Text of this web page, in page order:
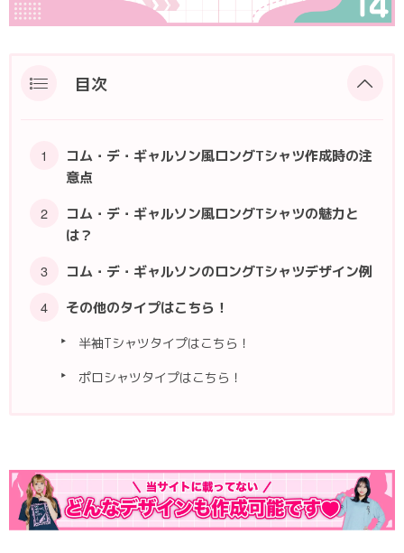
目次
コム・デ・ギャルソン風ロングTシャツ作成時の注
意点
コム・デ・ギャルソン風ロングTシャツの魅力と
は？
コム・デ・ギャルソンのロングTシャツデザイン例
その他のタイプはこちら！
半袖Tシャツタイプはこちら！
ポロシャツタイプはこちら！
ロンT・長袖
責任をもってお届けします
セルフプリント